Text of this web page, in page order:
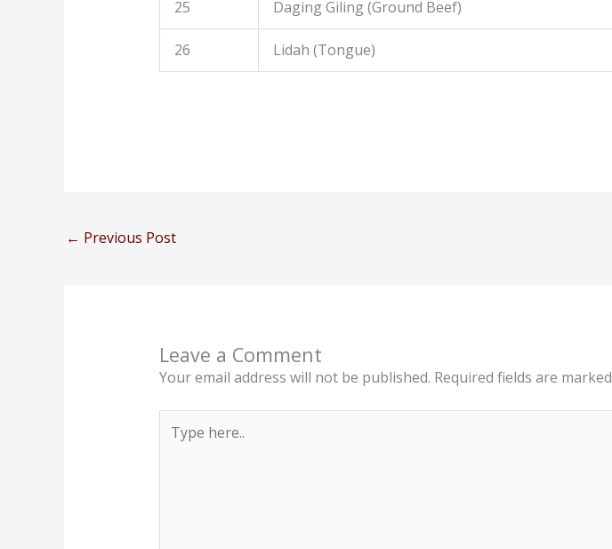
25 Daging Giling (Ground Beef)
26 Lidah (Tongue)
← Previous Post
Leave a Comment
Your email address will not be published. Required fields are marked
here..